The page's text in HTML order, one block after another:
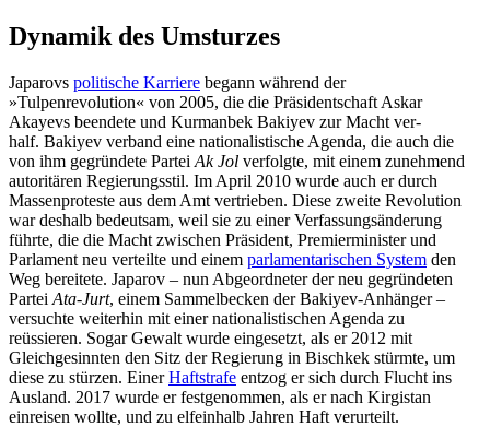
Dynamik des Umsturzes
Japarovs politische Karriere begann wäh­rend der
»Tulpenrevolution« von 2005, die die Präsidentschaft Askar
Akayevs beendete und Kurmanbek Bakiyev zur Macht ver­
half. Bakiyev verband eine nationalistische Agenda, die auch die
von ihm gegründete Partei Ak Jol verfolgte, mit einem zuneh­mend
autoritären Regierungsstil. Im April 2010 wurde auch er durch
Massenproteste aus dem Amt vertrieben. Diese zweite Revo­lution
war deshalb bedeutsam, weil sie zu einer Verfassungsänderung
führte, die die Macht zwischen Präsident, Premierminister und
Parlament neu verteilte und einem parlamentarischen System den
Weg berei­tete. Japarov – nun Abgeordneter der neu gegründeten
Partei Ata-Jurt, einem Sammelbecken der Bakiyev-Anhänger –
versuchte weiterhin mit einer nationalistischen Agenda zu
reüssieren. Sogar Gewalt wurde eingesetzt, als er 2012 mit
Gleichgesinnten den Sitz der Regierung in Bischkek stürmte, um
diese zu stürzen. EinerHaftstrafe ent­zog er sich durch Flucht ins
Ausland. 2017 wurde er festgenommen, als er nach Kir­gistan
einreisen wollte, und zu elfeinhalb Jahren Haft verurteilt.